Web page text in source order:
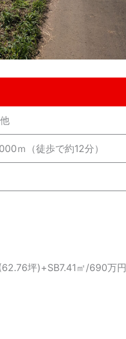
ｍ（徒歩で約12分）
坪)+SB7.41㎡/690万円